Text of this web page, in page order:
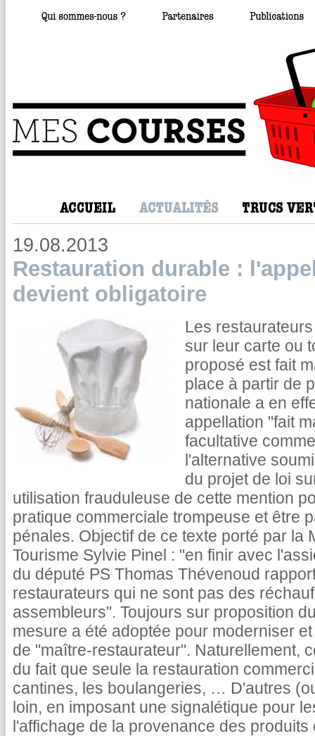
19.08.2013
Restauration durable :
devient obligatoire
Les
sur leur carte ou
proposé est fait
place à partir de
nationale a en
appellation "fait
facultative
l'alternative
du projet de loi
utilisation frauduleuse de cette mention
pratique commerciale trompeuse et être
pénales. Objectif de ce texte porté par la
Tourisme Sylvie Pinel : "en finir avec
du député PS Thomas Thévenoud
restaurateurs qui ne sont pas des
assembleurs". Toujours sur proposition
mesure a été adoptée pour moderniser
de "maître-restaurateur". Naturellement,
du fait que seule la restauration
cantines, les boulangeries, … D'autres
loin, en imposant une signalétique pour
l'affichage de la provenance des